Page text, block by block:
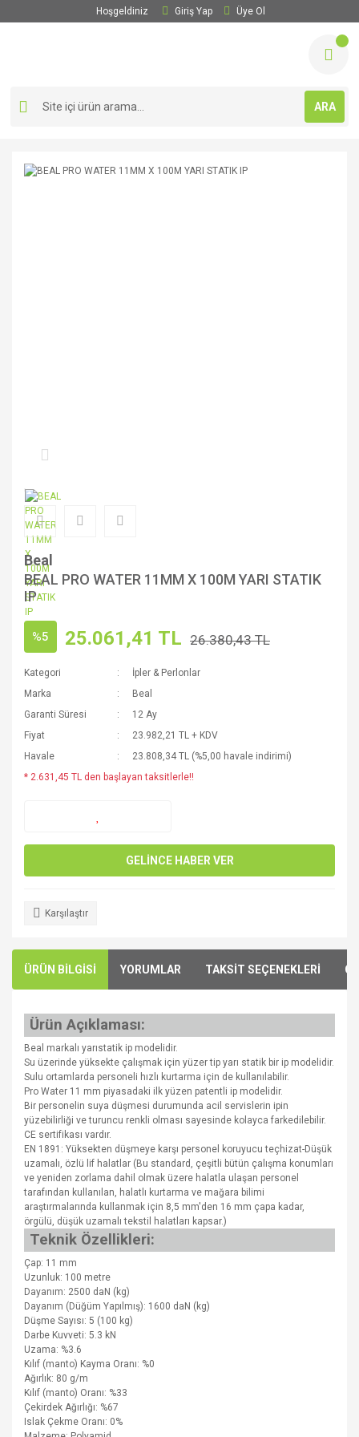
Hoşgeldiniz Giriş Yap Üye Ol
ARA
Beal
BEAL PRO WATER 11MM X 100M YARI STATIK
IP
%5 25.061,41 TL 26.380,43 TL
Kategori
İpler & Perlonlar
Marka
Beal
Garanti Süresi
12 Ay
Fiyat
23.982,21 TL + KDV
Havale
23.808,34 TL (%5,00 havale indirimi)
* 2.631,45 TL den başlayan taksitlerle!!
GELİNCE HABER VER
Karşılaştır
ÜRÜN BİLGİSİ YORUMLAR TAKSİT SEÇENEKLERİ
Ürün Açıklaması:
Beal markalı yarıstatik ip modelidir.
Su üzerinde yüksekte çalışmak için yüzer tip yarı statik bir ip modelidir.
Sulu ortamlarda personeli hızlı kurtarma için de kullanılabilir.
Pro Water 11 mm piyasadaki ilk yüzen patentli ip modelidir.
Bir personelin suya düşmesi durumunda acil servislerin ipin
yüzebilirliği ve turuncu renkli olması sayesinde kolayca farkedilebilir.
CE sertifikası vardır.
EN 1891: Yüksekten düşmeye karşı personel koruyucu teçhizat-Düşük
uzamalı, özlü lif halatlar (Bu standard, çeşitli bütün çalışma konumları
ve yeniden zorlama dahil olmak üzere halatla ulaşan personel
tarafından kullanılan, halatlı kurtarma ve mağara bilimi
araştırmalarında kullanmak için 8,5 mm'den 16 mm çapa kadar,
örgülü, düşük uzamalı tekstil halatları kapsar.)
Teknik Özellikleri:
Çap: 11 mm
Uzunluk: 100 metre
Dayanım: 2500 daN (kg)
Dayanım (Düğüm Yapılmış): 1600 daN (kg)
Düşme Sayısı: 5 (100 kg)
Darbe Kuvveti: 5.3 kN
Uzama: %3.6
Kılıf (manto) Kayma Oranı: %0
Ağırlık: 80 g/m
Kılıf (manto) Oranı: %33
Çekirdek Ağırlığı: %67
Islak Çekme Oranı: 0%